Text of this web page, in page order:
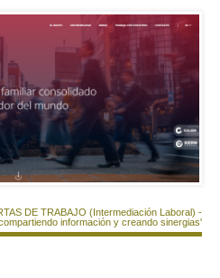
DE TRABAJO (Intermediación Laboral) -
información y creando sinergias'